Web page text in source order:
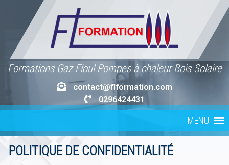
content
Formations Gaz Fioul Pompes à chaleur Bois Solaire
contact@flformation.com
0296424431
MENU
POLITIQUE DE CONFIDENTIALITÉ